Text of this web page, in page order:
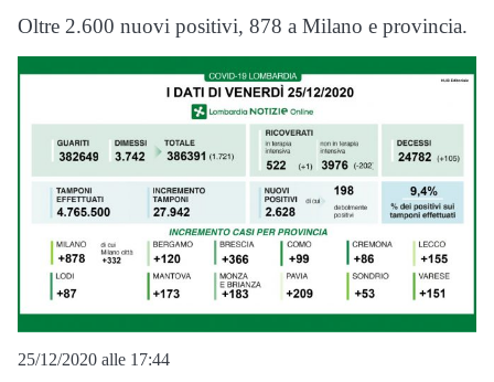
Oltre 2.600 nuovi positivi, 878 a Milano e provincia.
25/12/2020 alle 17:44